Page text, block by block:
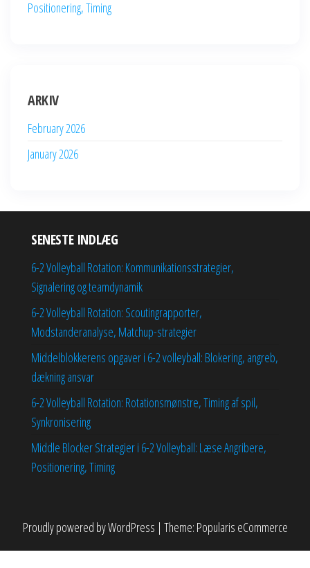
Positionering, Timing
ARKIV
February 2026
January 2026
SENESTE INDLÆG
6-2 Volleyball Rotation: Kommunikationsstrategier,
Signalering og teamdynamik
6-2 Volleyball Rotation: Scoutingrapporter,
Modstanderanalyse, Matchup-strategier
Middelblokkerens opgaver i 6-2 volleyball: Blokering, angreb,
dækning ansvar
6-2 Volleyball Rotation: Rotationsmønstre, Timing af spil,
Synkronisering
Middle Blocker Strategier i 6-2 Volleyball: Læse Angribere,
Positionering, Timing
Proudly powered byWordPress | Theme: Popularis eCommerce